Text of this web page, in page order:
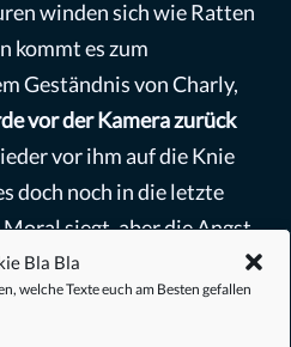
Bla Bla
welche Texte euch am Besten gefallen
winden sich wie Ratten
kommt es zum
Geständnis von Charly,
vor der Kamera zurück
vor ihm auf die Knie
doch noch in die letzte
siegt, aber die Angst
und Charlie verschwindet in
spielt sich in unserer